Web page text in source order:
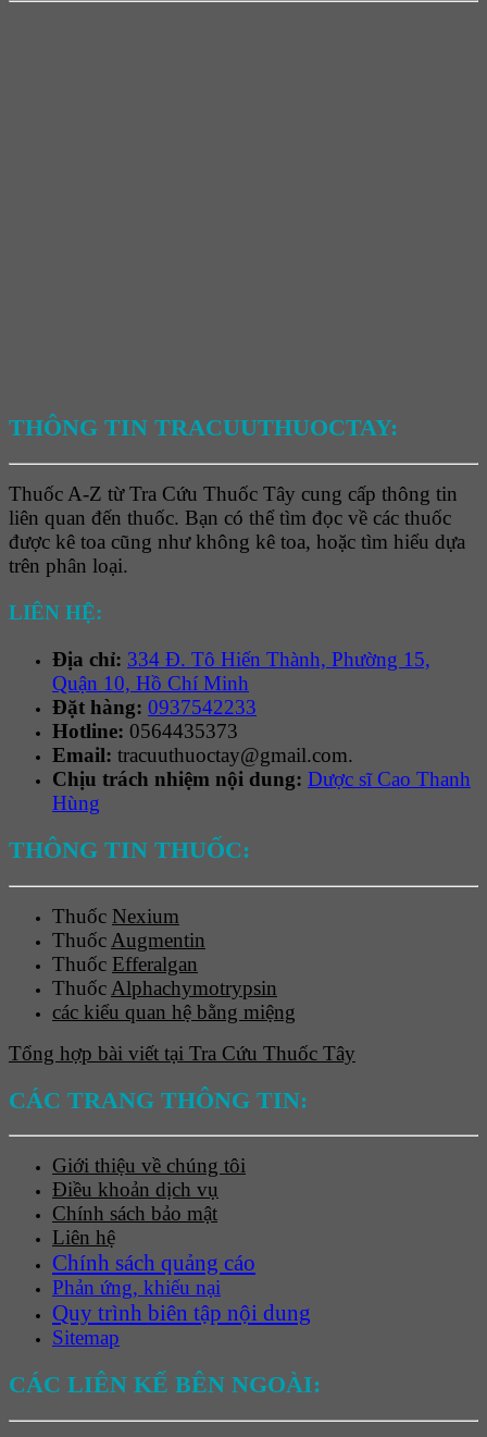
THÔNG TIN TRACUUTHUOCTAY:
Thuốc A-Z từ Tra Cứu Thuốc Tây cung cấp thông tin
liên quan đến thuốc. Bạn có thể tìm đọc về các thuốc
được kê toa cũng như không kê toa, hoặc tìm hiểu dựa
trên phân loại.
LIÊN HỆ:
Địa chỉ: 334 Đ. Tô Hiến Thành, Phường 15,
Quận 10, Hồ Chí Minh
Đặt hàng: 0937542233
Hotline: 0564435373
Email: tracuuthuoctay@gmail.com.
Chịu trách nhiệm nội dung: Dược sĩ Cao Thanh
Hùng
THÔNG TIN THUỐC:
Thuốc Nexium
Thuốc Augmentin
Thuốc Efferalgan
Thuốc Alphachymotrypsin
các kiểu quan hệ bằng miệng
Tổng hợp bài viết tại Tra Cứu Thuốc Tây
CÁC TRANG THÔNG TIN:
Giới thiệu về chúng tôi
Điều khoản dịch vụ
Chính sách bảo mật
Liên hệ
Chính sách quảng cáo
Phản ứng, khiếu nại
Quy trình biên tập nội dung
Sitemap
CÁC LIÊN KẾ BÊN NGOÀI: